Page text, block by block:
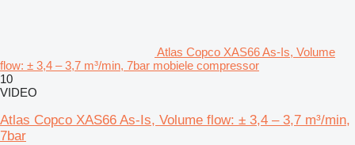
Atlas Copco XAS66 As-Is, Volume
flow: ± 3,4 – 3,7 m³/min, 7bar mobiele compressor
10
VIDEO
Atlas Copco XAS66 As-Is, Volume flow: ± 3,4 – 3,7 m³/min,
7bar